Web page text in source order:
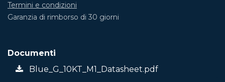
Termini e condizioni
Garanzia di rimborso di 30 giorni
Documenti
Blue_G_10KT_M1_Datasheet.pdf